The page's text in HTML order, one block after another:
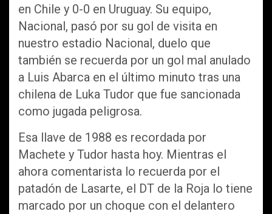
en Chile y 0-0 en Uruguay. Su equipo,
Nacional, pasó por su gol de visita en
nuestro estadio Nacional, duelo que
también se recuerda por un gol mal anulado
a Luis Abarca en el último minuto tras una
chilena de Luka Tudor que fue sancionada
como jugada peligrosa.
Esa llave de 1988 es recordada por
Machete y Tudor hasta hoy. Mientras el
ahora comentarista lo recuerda por el
patadón de Lasarte, el DT de la Roja lo tiene
marcado por un choque con el delantero